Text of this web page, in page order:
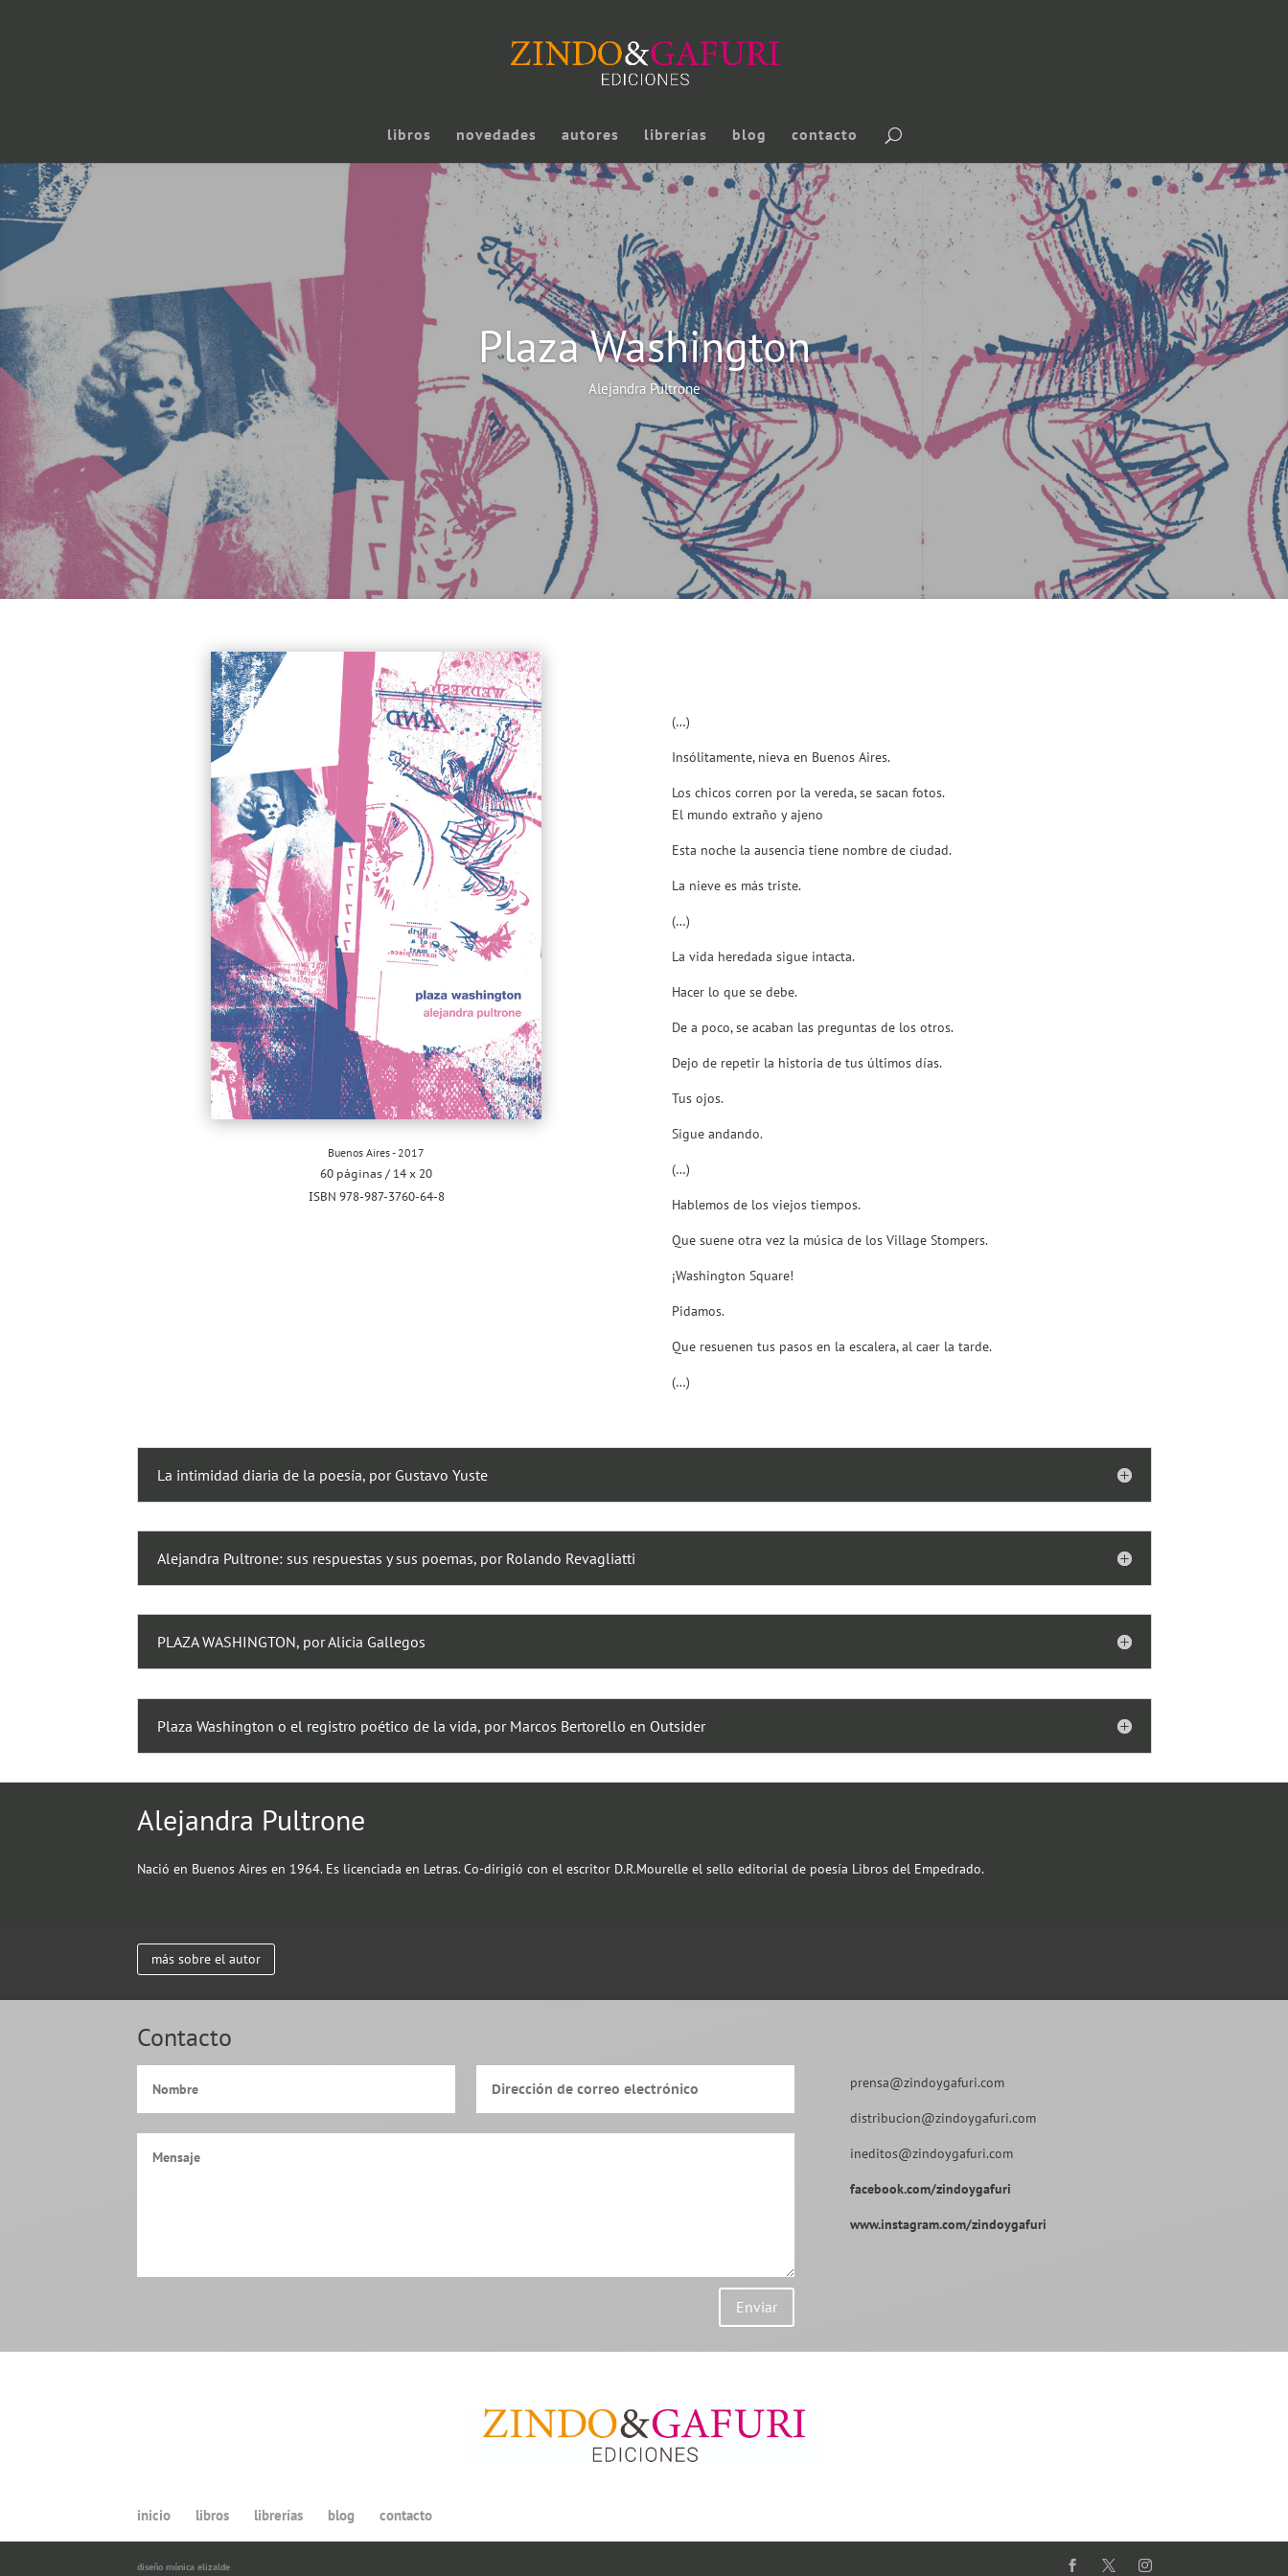
libros novedades autores librerías blog contacto
Plaza Washington
Alejandra Pultrone
Buenos Aires - 2017
60 páginas / 14 x 20
ISBN 978-987-3760-64-8
(…)
Insólitamente, nieva en Buenos Aires.
Los chicos corren por la vereda, se sacan fotos.
El mundo extraño y ajeno
Esta noche la ausencia tiene nombre de ciudad.
La nieve es más triste.
(…)
La vida heredada sigue intacta.
Hacer lo que se debe.
De a poco, se acaban las preguntas de los otros.
Dejo de repetir la historia de tus últimos días.
Tus ojos.
Sigue andando.
(…)
Hablemos de los viejos tiempos.
Que suene otra vez la música de los Village Stompers.
¡Washington Square!
Pidamos.
Que resuenen tus pasos en la escalera, al caer la tarde.
(…)
La intimidad diaria de la poesía, por Gustavo Yuste
Alejandra Pultrone: sus respuestas y sus poemas, por Rolando Revagliatti
PLAZA WASHINGTON, por Alicia Gallegos
Plaza Washington o el registro poético de la vida, por Marcos Bertorello en Outsider
Alejandra Pultrone
Nació en Buenos Aires en 1964. Es licenciada en Letras. Co-dirigió con el escritor D.R.Mourelle el sello editorial de poesía Libros del Empedrado.
más sobre el autor
Contacto
Enviar
prensa@zindoygafuri.com
distribucion@zindoygafuri.com
ineditos@zindoygafuri.com
facebook.com/zindoygafuri
www.instagram.com/zindoygafuri
inicio libros librerías blog contacto
diseñomónica elizalde